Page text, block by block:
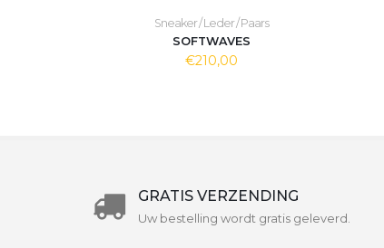
Sneaker / Leder / Paars
SOFTWAVES
€210,00
GRATIS VERZENDING
Uw bestelling wordt gratis geleverd.